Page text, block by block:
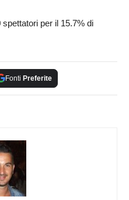
spettatori per il 15.7% di
Fonti Preferite